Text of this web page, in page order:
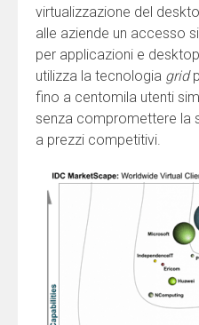
virtualizzazione del
alle aziende un accesso
per applicazioni e
utilizza la tecnologia grid
fino a centomila utenti
senza compromettere la
a prezzi competitivi.